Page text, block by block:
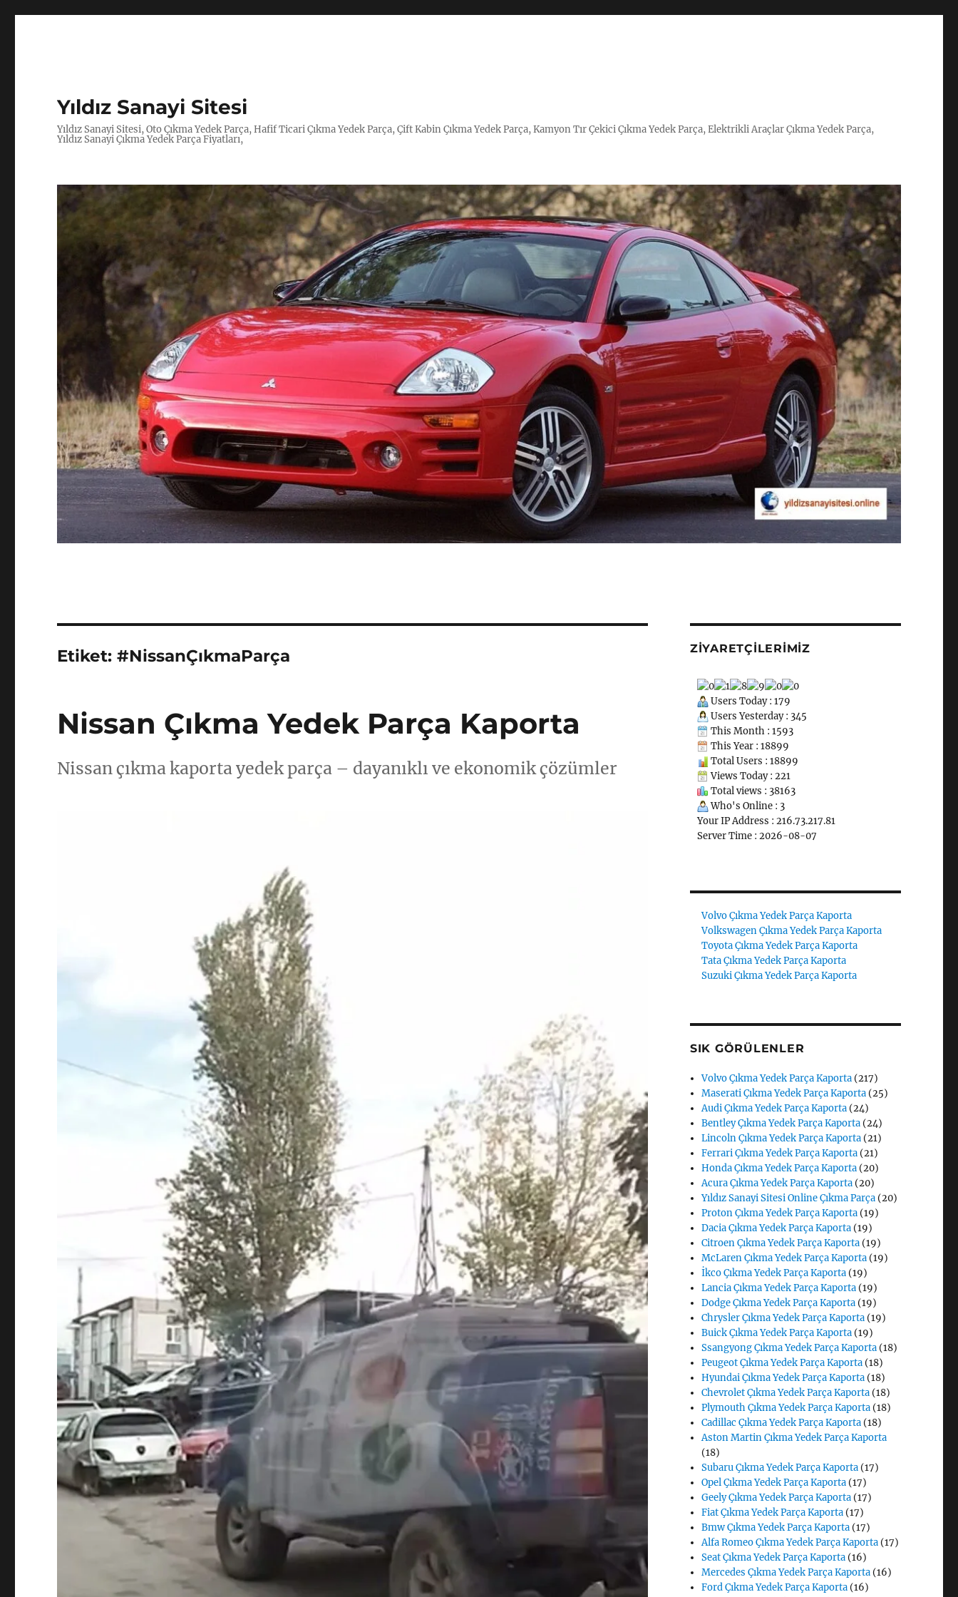
Yıldız Sanayi Sitesi
Yıldız Sanayi Sitesi, Oto Çıkma Yedek Parça, Hafif Ticari Çıkma Yedek Parça, Çift Kabin Çıkma Yedek Parça, Kamyon Tır Çekici Çıkma Yedek Parça, Elektrikli Araçlar Çıkma Yedek Parça,
Yıldız Sanayi Çıkma Yedek Parça Fiyatları,
Etiket:#NissanÇıkmaParça
Nissan Çıkma Yedek Parça Kaporta
Nissan çıkma kaporta yedek parça – dayanıklı ve ekonomik çözümler
ZIYARETÇILERIMIZ
Users Today : 179
Users Yesterday : 345
This Month : 1593
This Year : 18899
Total Users : 18899
Views Today : 221
Total views : 38163
Who's Online : 3
Your IP Address : 216.73.217.81
Server Time : 2026-08-07
Volvo Çıkma Yedek Parça Kaporta
Volkswagen Çıkma Yedek Parça Kaporta
Toyota Çıkma Yedek Parça Kaporta
Tata Çıkma Yedek Parça Kaporta
Suzuki Çıkma Yedek Parça Kaporta
SIK GÖRÜLENLER
Volvo Çıkma Yedek Parça Kaporta (217)
Maserati Çıkma Yedek Parça Kaporta (25)
Audi Çıkma Yedek Parça Kaporta (24)
Bentley Çıkma Yedek Parça Kaporta (24)
Lincoln Çıkma Yedek Parça Kaporta (21)
Ferrari Çıkma Yedek Parça Kaporta (21)
Honda Çıkma Yedek Parça Kaporta (20)
Acura Çıkma Yedek Parça Kaporta (20)
Yıldız Sanayi Sitesi Online Çıkma Parça (20)
Proton Çıkma Yedek Parça Kaporta (19)
Dacia Çıkma Yedek Parça Kaporta (19)
Citroen Çıkma Yedek Parça Kaporta (19)
McLaren Çıkma Yedek Parça Kaporta (19)
İkco Çıkma Yedek Parça Kaporta (19)
Lancia Çıkma Yedek Parça Kaporta (19)
Dodge Çıkma Yedek Parça Kaporta (19)
Chrysler Çıkma Yedek Parça Kaporta (19)
Buick Çıkma Yedek Parça Kaporta (19)
Ssangyong Çıkma Yedek Parça Kaporta (18)
Peugeot Çıkma Yedek Parça Kaporta (18)
Hyundai Çıkma Yedek Parça Kaporta (18)
Chevrolet Çıkma Yedek Parça Kaporta (18)
Plymouth Çıkma Yedek Parça Kaporta (18)
Cadillac Çıkma Yedek Parça Kaporta (18)
Aston Martin Çıkma Yedek Parça Kaporta
(18)
Subaru Çıkma Yedek Parça Kaporta (17)
Opel Çıkma Yedek Parça Kaporta (17)
Geely Çıkma Yedek Parça Kaporta (17)
Fiat Çıkma Yedek Parça Kaporta (17)
Bmw Çıkma Yedek Parça Kaporta (17)
Alfa Romeo Çıkma Yedek Parça Kaporta (17)
Seat Çıkma Yedek Parça Kaporta (16)
Mercedes Çıkma Yedek Parça Kaporta (16)
Ford Çıkma Yedek Parça Kaporta (16)